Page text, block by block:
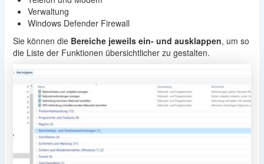
Verwaltung
Windows Defender Firewall
Sie können die Bereiche jeweils ein- und ausklappen, um so
die Liste der Funktionen übersichtlicher zu gestalten.